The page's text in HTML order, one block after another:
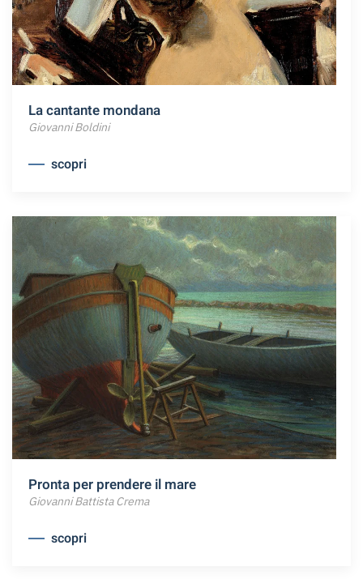
La cantante mondana
Giovanni Boldini
scopri
Pronta per prendere il mare
Giovanni Battista Crema
scopri